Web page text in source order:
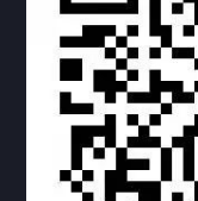
机构链接
联系方式 关于我们
下载与支持
资料下载 视频中心
常见问题